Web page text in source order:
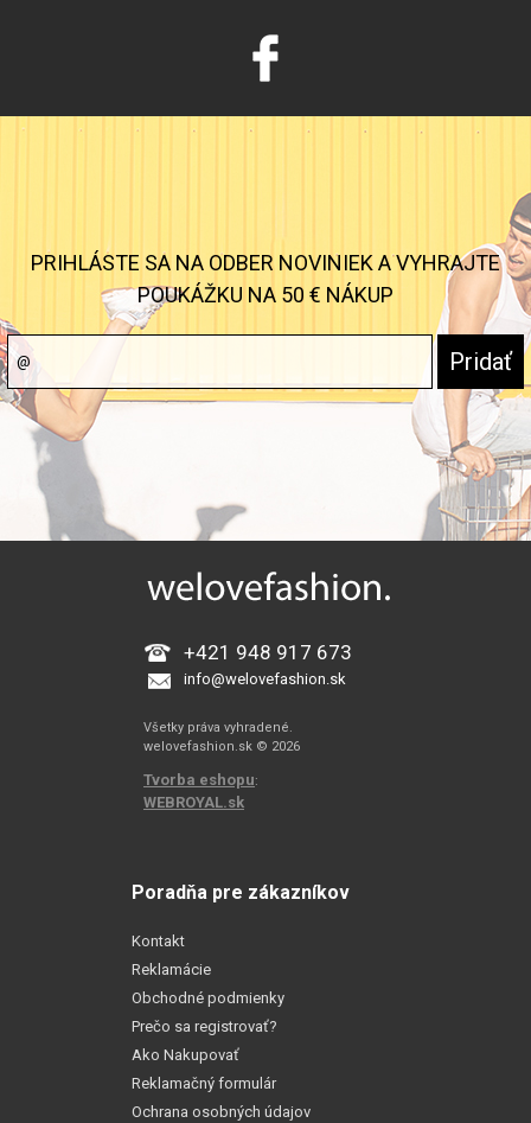
PRIHLÁSTE SA NA ODBER NOVINIEK A VYHRAJTE
POUKÁŽKU NA 50 € NÁKUP
+421 948 917 673
info@welovefashion.sk
Všetky práva vyhradené.
welovefashion.sk © 2026
Tvorba eshopu:
WEBROYAL.sk
Poradňa pre zákazníkov
Kontakt
Reklamácie
Obchodné podmienky
Prečo sa registrovať?
Ako Nakupovať
Reklamačný formulár
Ochrana osobných údajov